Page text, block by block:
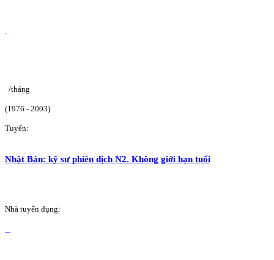
/tháng
(1976 - 2003)
Tuyển:
Nhật Bản: kỹ sư phiên dịch N2. Không giới hạn tuổi
Nhà tuyển dụng: